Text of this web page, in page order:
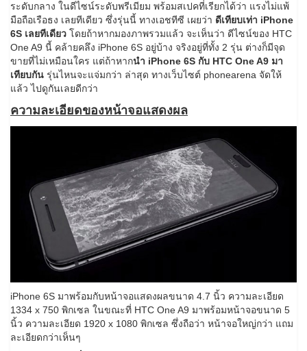
ระดับกลาง ในดีไซน์ระดับพรีเมียม พร้อมสเปคที่เรียกได้ว่า แรงไม่แพ้
มือถือเรือธง เลยทีเดียว ซึ่งรุ่นนี้ ทางเอชทีซี เผยว่า ดีเทียบเท่า iPhone
6S เลยทีเดียว โดยถ้าหากมองภาพรวมแล้ว จะเห็นว่า ดีไซน์ของ HTC
One A9 นี้ คล้ายคลึง iPhone 6S อยู่บ้าง จริงอยู่ที่ทั้ง 2 รุ่น ต่างก็มีจุด
ขายที่ไม่เหมือนใคร แต่ถ้าหากนำ iPhone 6S กับ HTC One A9 มา
เทียบกัน รุ่นไหนจะแจ่มกว่า ล่าสุด ทางเว็บไซต์ phonearena จัดให้
แล้ว ไปดูกันเลยดีกว่า
ความละเอียดของหน้าจอแสดงผล
iPhone 6S มาพร้อมกับหน้าจอแสดงผลขนาด 4.7 นิ้ว ความละเอียด
1334 x 750 พิกเซล ในขณะที่ HTC One A9 มาพร้อมหน้าจอขนาด 5
นิ้ว ความละเอียด 1920 x 1080 พิกเซล ซึ่งถือว่า หน้าจอใหญ่กว่า แถม
ละเอียดกว่าเห็นๆ